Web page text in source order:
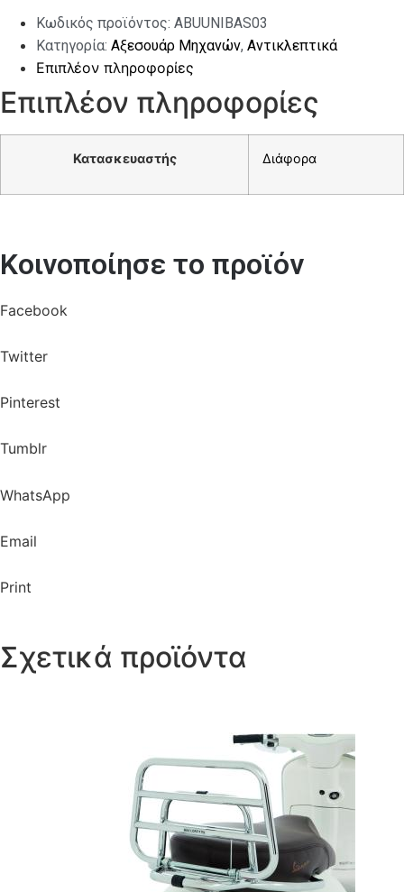
Κωδικός προϊόντος: ABUUNIBAS03
Κατηγορία: Αξεσουάρ Μηχανών, Αντικλεπτικά
Επιπλέον πληροφορίες
Επιπλέον πληροφορίες
Κατασκευαστής Διάφορα
Κοινοποίησε το προϊόν
Facebook
Twitter
Pinterest
Tumblr
WhatsApp
Email
Print
Σχετικά προϊόντα